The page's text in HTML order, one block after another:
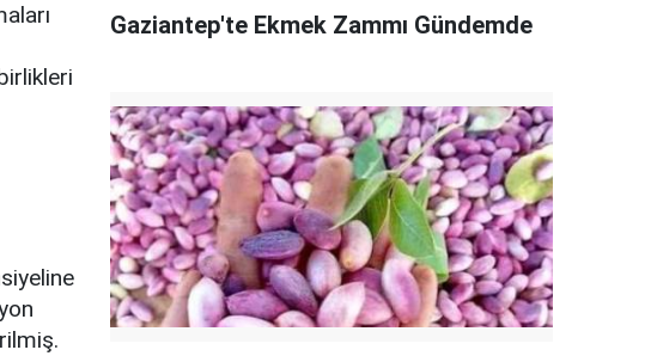
Gaziantep'te Ekmek Zammı Gündemde